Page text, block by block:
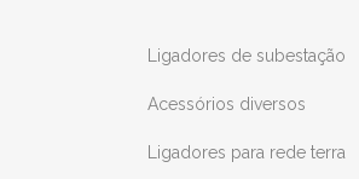
Ligadores de subestação
Acessórios diversos
Ligadores para rede terra